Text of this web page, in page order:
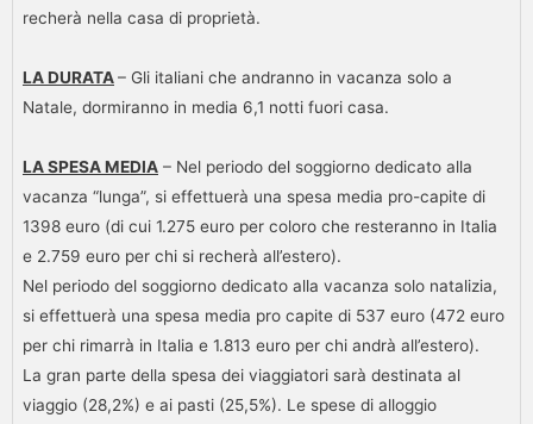
recherà nella casa di proprietà.
LA DURATA– Gli italiani che andranno in vacanza solo a
Natale, dormiranno in media 6,1 notti fuori casa.
LA SPESA MEDIA – Nel periodo del soggiorno dedicato alla
vacanza “lunga”, si effettuerà una spesa media pro-capite di
1398 euro (di cui 1.275 euro per coloro che resteranno in Italia
e 2.759 euro per chi si recherà all’estero).
Nel periodo del soggiorno dedicato alla vacanza solo natalizia,
si effettuerà una spesa media pro capite di 537 euro (472 euro
per chi rimarrà in Italia e 1.813 euro per chi andrà all’estero).
La gran parte della spesa dei viaggiatori sarà destinata al
viaggio (28,2%) e ai pasti (25,5%). Le spese di alloggio